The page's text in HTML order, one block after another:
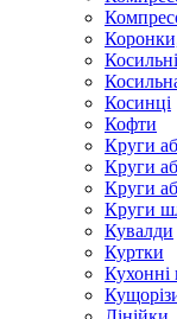
Косинці
Кофти
Круги
Круги
Круги
Круги
Кувалди
Куртки
Кухонні